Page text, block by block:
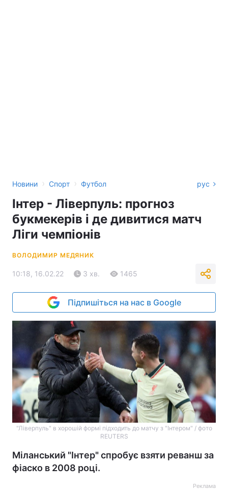
Новини › Спорт › Футбол рус
Інтер - Ліверпуль: прогноз
букмекерів і де дивитися матч
Ліги чемпіонів
ВОЛОДИМИР МЕДЯНИК
10:18, 16.02.22 3 хв. 1465
Підпишіться на нас в Google
"Ліверпуль" в хорошій формі підходить до матчу з "Інтером" / фото
REUTERS
Міланський "Інтер" спробує взяти реванш за
фіаско в 2008 році.
Реклама